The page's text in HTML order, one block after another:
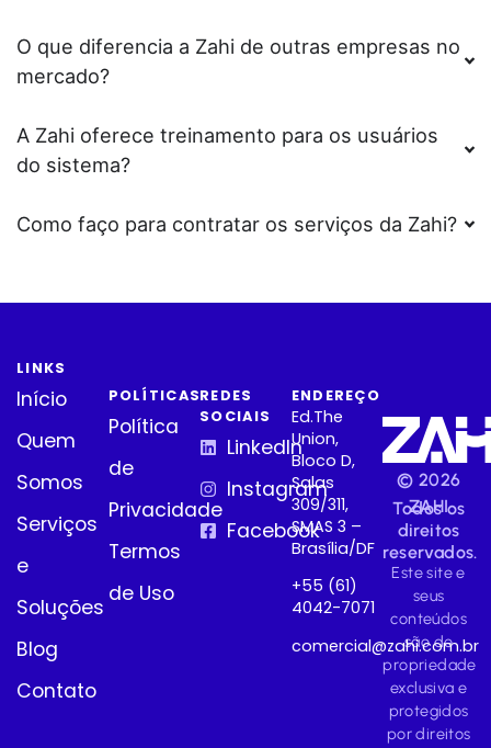
O que diferencia a Zahi de outras empresas no
mercado?
A Zahi oferece treinamento para os usuários
do sistema?
Como faço para contratar os serviços da Zahi?
© 2026
ZAHI
Todos os
direitos
reservados.
Este site e
seus
conteúdos
são de
propriedade
exclusiva e
protegidos
por direitos
LINKS
Início
Quem
Somos
Serviços
e
Soluções
Blog
Contato
POLÍTICAS
Política
de
Privacidade
Termos
de Uso
REDES
SOCIAIS
LinkedIn
Instagram
Facebook
ENDEREÇO
Ed.The
Union,
Bloco D,
Salas
309/311,
SMAS 3 –
Brasília/DF
+55 (61)
4042-7071
comercial@zahi.com.br